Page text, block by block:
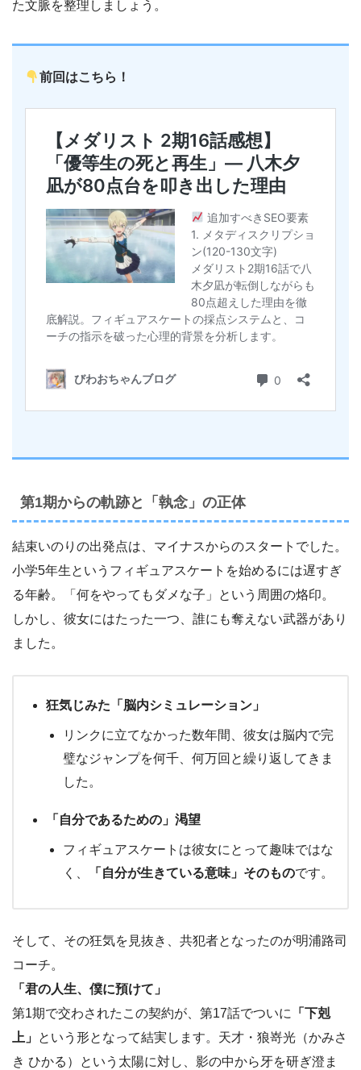
た文脈を整理しましょう。
前回はこちら！
第1期からの軌跡と「執念」の正体
結束いのりの出発点は、マイナスからのスタートでした。
小学5年生というフィギュアスケートを始めるには遅すぎ
る年齢。「何をやってもダメな子」という周囲の烙印。
しかし、彼女にはたった一つ、誰にも奪えない武器があり
ました。
狂気じみた「脳内シミュレーション」
リンクに立てなかった数年間、彼女は脳内で完
璧なジャンプを何千、何万回と繰り返してきま
した。
「自分であるための」渇望
フィギュアスケートは彼女にとって趣味ではな
く、
「自分が生きている意味」そのものです。
そして、その狂気を見抜き、共犯者となったのが明浦路司
コーチ。
「君の人生、僕に預けて」
第1期で交わされたこの契約が、第17話でついに
「下剋
上」 という形となって結実します。天才・狼嵜光（かみさ
き ひかる）という太陽に対し、影の中から牙を研ぎ澄ま